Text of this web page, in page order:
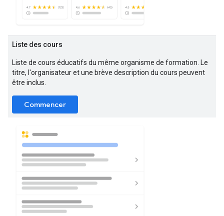
Liste des cours
Liste de cours éducatifs du même organisme de formation. Le
titre, l'organisateur et une brève description du cours peuvent
être inclus.
Commencer